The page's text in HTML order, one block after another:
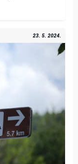
23. 5. 2024.